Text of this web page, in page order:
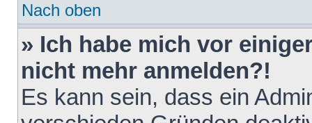
Nach oben
» Ich habe mich vor
nicht mehr anmelden?!
Es kann sein, dass ein